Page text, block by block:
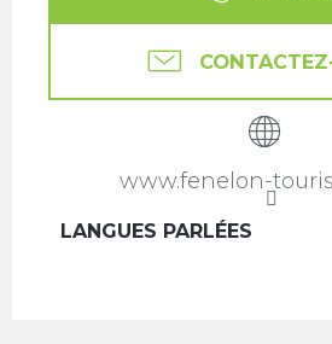
www.fenelon-
LANGUES PARLÉES
LANGUES PARLÉES